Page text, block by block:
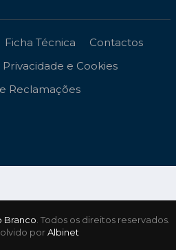
Ficha Técnica
Contactos
Privacidade e Cookies
Reclamações
Branco. Todos os direitos reservados.
porAlbinet